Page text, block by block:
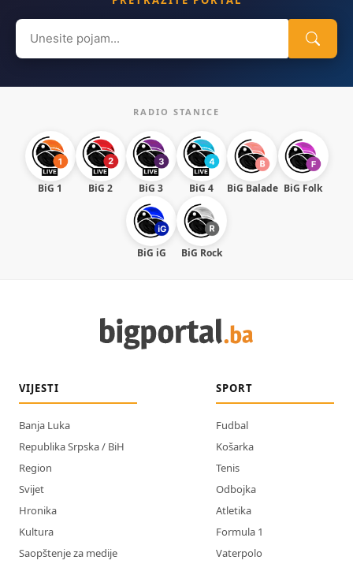
Search
for:
RADIO STANICE
BiG 1 BiG 2 BiG 3 BiG 4 BiG Balade BiG Folk
BiG iG BiG Rock
VIJESTI
Banja Luka
Republika Srpska / BiH
Region
Svijet
Hronika
Kultura
Saopštenje za medije
SPORT
Fudbal
Košarka
Tenis
Odbojka
Atletika
Formula 1
Vaterpolo